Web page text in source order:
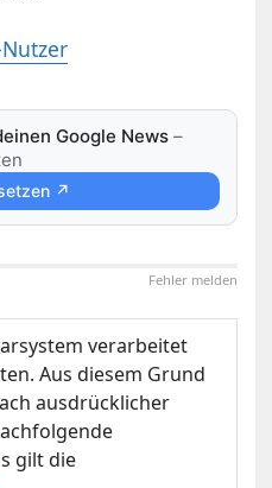
Google News –
↗
Fehler melden
verarbeitet
Aus diesem Grund
ausdrücklicher
gilt die